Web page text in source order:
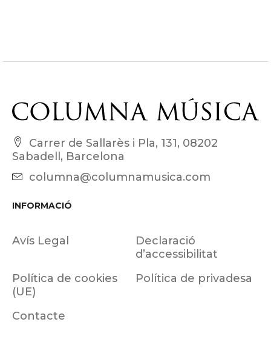
Carrer de Sallarès i Pla, 131, 08202
Sabadell, Barcelona
columna@columnamusica.com
INFORMACIÓ
Avís Legal
Declaració
d’accessibilitat
Política de cookies
(UE)
Política de privadesa
Contacte